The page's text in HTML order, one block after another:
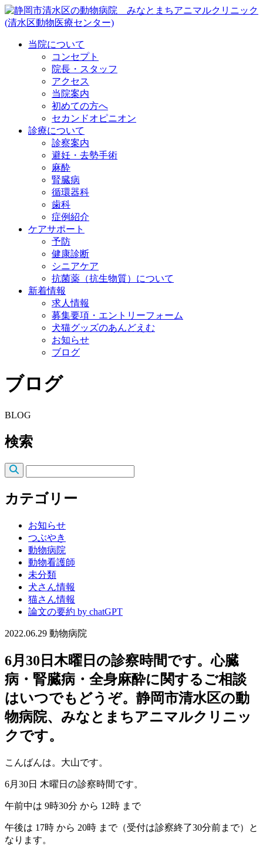
当院について
コンセプト
院長・スタッフ
アクセス
当院案内
初めての方へ
セカンドオピニオン
診療について
診察案内
避妊・去勢手術
麻酔
腎臓病
循環器科
歯科
症例紹介
ケアサポート
予防
健康診断
シニアケア
抗菌薬（抗生物質）について
新着情報
求人情報
募集要項・エントリーフォーム
犬猫グッズのあんどえむ
お知らせ
ブログ
ブログ
BLOG
検索
カテゴリー
お知らせ
つぶやき
動物病院
動物看護師
未分類
犬さん情報
猫さん情報
論文の要約 by chatGPT
2022.06.29 動物病院
6月30日木曜日の診察時間です。心臓
病・腎臓病・全身麻酔に関するご相談
はいつでもどうぞ。静岡市清水区の動
物病院、みなとまちアニマルクリニッ
クです。
こんばんは。大山です。
6月30日 木曜日の診察時間です。
午前中は 9時30分 から 12時 まで
午後は 17時 から 20時 まで（受付は診察終了30分前まで）と
なります。